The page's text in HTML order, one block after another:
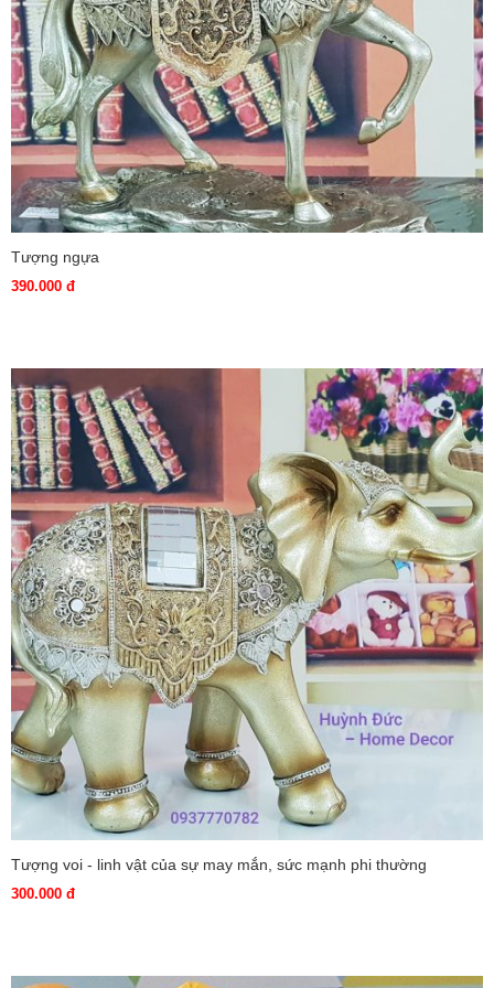
Tượng ngựa
390.000 đ
Tượng voi - linh vật của sự may mắn, sức mạnh phi thường
300.000 đ